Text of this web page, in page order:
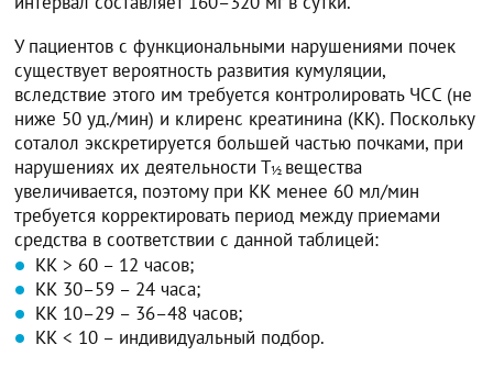
У пациентов с функциональными нарушениями почек
существует вероятность развития кумуляции,
вследствие этого им требуется контролировать ЧСС (не
ниже 50 уд./мин) и клиренс креатинина (КК). Поскольку
соталол экскретируется большей частью почками, при
нарушениях их деятельности Т½ вещества
увеличивается, поэтому при КК менее 60 мл/мин
требуется корректировать период между приемами
средства в соответствии с данной таблицей:
КК > 60 – 12 часов;
КК 30–59 – 24 часа;
КК 10–29 – 36–48 часов;
КК < 10 – индивидуальный подбор.